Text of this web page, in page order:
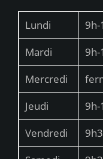
Lundi 9h-
Mardi
9h-
Mercredi
Jeudi
9h-
Vendredi